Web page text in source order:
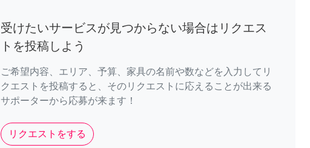
受けたいサービスが見つからない場合はリクエス
トを投稿しよう
ご希望内容、エリア、予算、家具の名前や数などを入力してリ
クエストを投稿すると、そのリクエストに応えることが出来る
サポーターから応募が来ます！
リクエストをする